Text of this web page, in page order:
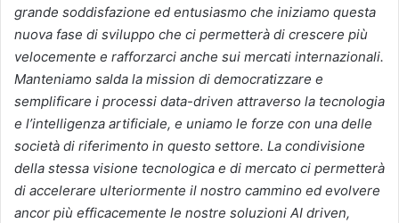
grande soddisfazione ed entusiasmo che iniziamo questa
nuova fase di sviluppo che ci permetterà di crescere più
velocemente e rafforzarci anche sui mercati internazionali.
Manteniamo salda la mission di democratizzare e
semplificare i processi data-driven attraverso la tecnologia
e l’intelligenza artificiale, e uniamo le forze con una delle
società di riferimento in questo settore. La condivisione
della stessa visione tecnologica e di mercato ci permetterà
di accelerare ulteriormente il nostro cammino ed evolvere
ancor più efficacemente le nostre soluzioni AI driven,